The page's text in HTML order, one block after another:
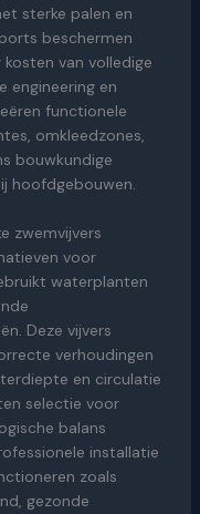
sterke palen en
beschermen
van volledige
engineering en
functionele
omkleedzones,
bouwkundige
hoofdgebouwen.
zwemvijvers
voor
waterplanten
Deze vijvers
verhoudingen
en circulatie
selectie voor
balans
installatie
zoals
gezonde